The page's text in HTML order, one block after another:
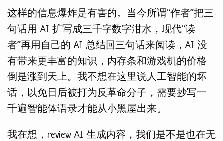
这样的信息爆炸是有害的。当今所谓“作者”把三
句话用 AI 扩写成三千字数字泔水，现代“读
者”再用自己的 AI 总结回三句话来阅读，AI 没
有带来更丰富的知识，内存条和游戏机的价格
倒是涨到天上。我不想在这里说人工智能的坏
话，以免日后被打为反革命分子，需要抄写一
千遍智能体语录才能从小黑屋出来。
我在想，review AI 生成内容，我们是不是也在无